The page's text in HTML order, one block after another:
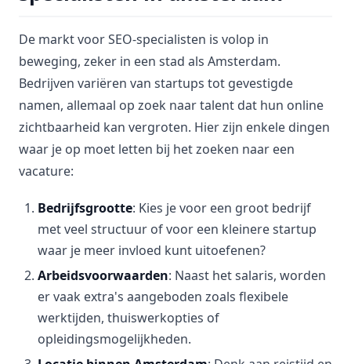
De markt voor SEO-specialisten is volop in
beweging, zeker in een stad als Amsterdam.
Bedrijven variëren van startups tot gevestigde
namen, allemaal op zoek naar talent dat hun online
zichtbaarheid kan vergroten. Hier zijn enkele dingen
waar je op moet letten bij het zoeken naar een
vacature:
Bedrijfsgrootte: Kies je voor een groot bedrijf
met veel structuur of voor een kleinere startup
waar je meer invloed kunt uitoefenen?
Arbeidsvoorwaarden: Naast het salaris, worden
er vaak extra's aangeboden zoals flexibele
werktijden, thuiswerkopties of
opleidingsmogelijkheden.